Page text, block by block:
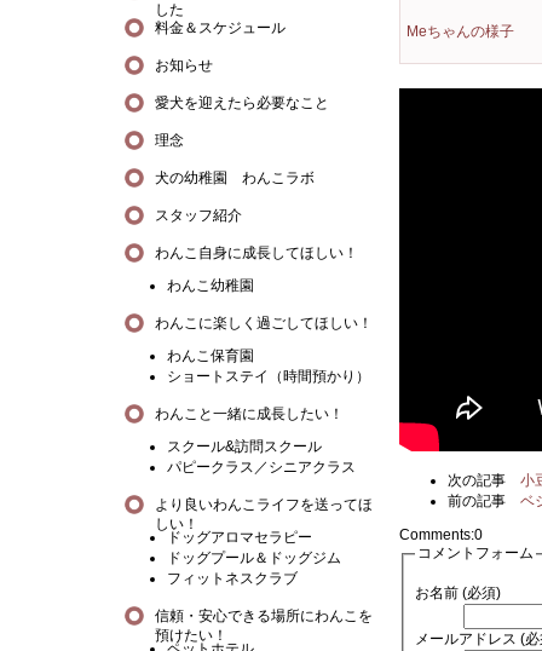
Meちゃんの様子
次の記事 小
前の記事 ベ
Comments:0
コメントフォーム
お名前 (必須)
メールアドレス (
した
料金＆スケジュール
お知らせ
愛犬を迎えたら必要なこと
理念
犬の幼稚園 わんこラボ
スタッフ紹介
わんこ自身に成長してほしい！
わんこ幼稚園
わんこに楽しく過ごしてほしい！
わんこ保育園
ショートステイ（時間預かり）
わんこと一緒に成長したい！
スクール&訪問スクール
パピークラス／シニアクラス
より良いわんこライフを送ってほ
しい！
ドッグアロマセラピー
ドッグプール＆ドッグジム
フィットネスクラブ
信頼・安心できる場所にわんこを
預けたい！